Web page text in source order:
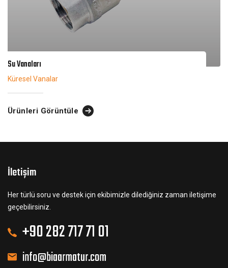
Su Vanaları
Küresel Vanalar
Ürünleri Görüntüle
İletişim
Her türlü soru ve destek için ekibimizle dilediğiniz zaman iletişime
geçebilirsiniz.
+90 282 717 71 01
info@biaarmatur.com